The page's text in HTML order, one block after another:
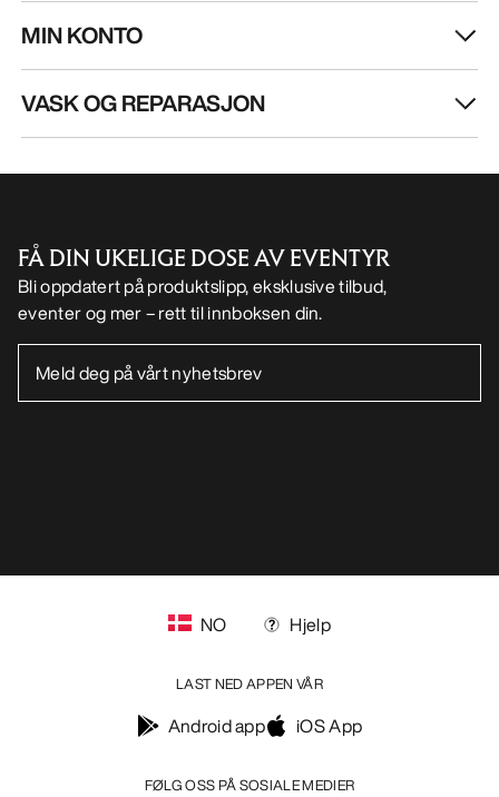
MIN KONTO
VASK OG REPARASJON
FÅ DIN UKELIGE DOSE AV EVENTYR
Bli oppdatert på produktslipp, eksklusive tilbud,
eventer og mer – rett til innboksen din.
FØLG OSS PÅ SOSIALE MEDIER
NO Hjelp
LAST NED APPEN VÅR
Android app iOS App